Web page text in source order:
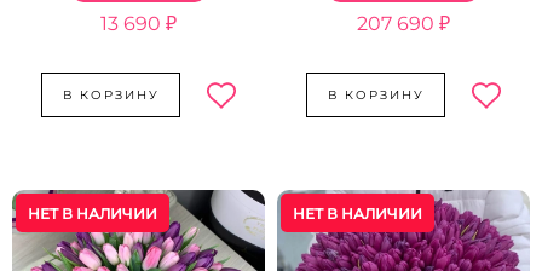
13 690 ₽
В КОРЗИНУ
207 690 ₽
В КОРЗИНУ
НЕТ В НАЛИЧИИ НЕТ В НАЛИЧИИ